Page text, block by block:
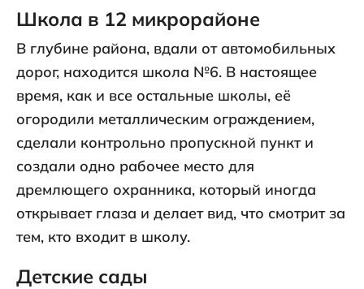
Школа в 12 микрорайоне
В глубине района, вдали от автомобильных
дорог, находится школа №6. В настоящее
время, как и все остальные школы, её
огородили металлическим ограждением,
сделали контрольно пропускной пункт и
создали одно рабочее место для
дремлющего охранника, который иногда
открывает глаза и делает вид, что смотрит за
тем, кто входит в школу.
Детские сады